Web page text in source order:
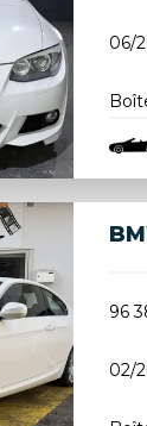
06/
96
02/